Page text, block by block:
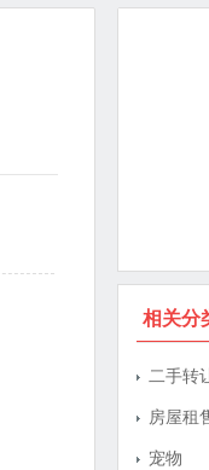
相关分
二手转
房屋租
宠物